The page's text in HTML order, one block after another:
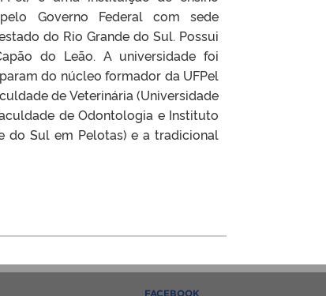
Governo Federal com sede
do Rio Grande do Sul. Possui
do Leão. A universidade foi
do núcleo formador da UFPel
de Veterinária (Universidade
de Odontologia e Instituto
do Sul em Pelotas) e a tradicional
FACEBOOK